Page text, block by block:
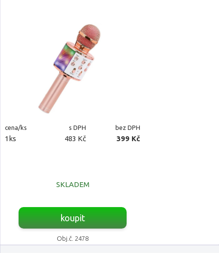
cena/ks s DPH bez DPH
1ks 483 Kč 399 Kč
SKLADEM
koupit
Obj.č. 2478